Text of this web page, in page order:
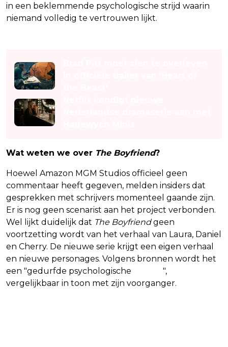
in een beklemmende psychologische strijd waarin
niemand volledig te vertrouwen lijkt.
Wat weten we over The Boyfriend?
Hoewel Amazon MGM Studios officieel geen
commentaar heeft gegeven, melden insiders dat
gesprekken met schrijvers momenteel gaande zijn.
Er is nog geen scenarist aan het project verbonden.
Wel lijkt duidelijk dat The Boyfriendgeen
voortzetting wordt van het verhaal van Laura, Daniel
en Cherry. De nieuwe serie krijgt een eigen verhaal
en nieuwe personages. Volgens bronnen wordt het
een "gedurfde psychologische
",
vergelijkbaar in toon met zijn voorganger.